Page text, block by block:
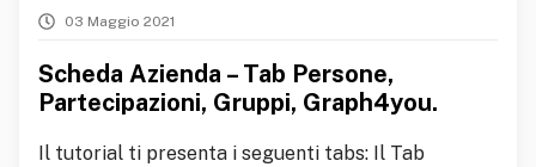
03 Maggio 2021
Scheda Azienda – Tab Persone,
Partecipazioni, Gruppi, Graph4you.
Il tutorial ti presenta i seguenti tabs: Il Tab